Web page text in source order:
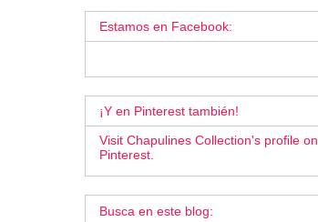
Estamos en Facebook:
¡Y en Pinterest también!
Visit Chapulines Collection's profile on
Pinterest.
Busca en este blog: